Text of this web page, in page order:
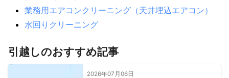
業務用エアコンクリーニング（天井埋込エアコン）
水回りクリーニング
引越しのおすすめ記事
2026年07月06日